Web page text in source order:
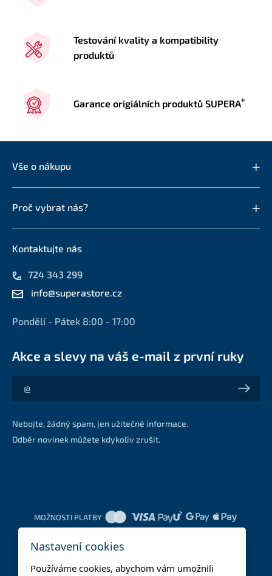
Testování kvality a kompatibility
produktů
Garance origiálních produktů SUPERA®
Vše o nákupu
Proč vybrat nás?
Kontaktujte nás
724 343 299
info@superastore.cz
Pondělí - Pátek 8:00 - 17:00
Akce a slevy na váš e-mail z první ruky
Akce a slevy na váš e-mail z první ruky
Nebojte, žádný spam, jen užitečné informace.
Odběr novinek můžete kdykoliv zrušit.
MOŽNOSTI PLATBY
Nastavení cookies
Používáme cookies, abychom vám umožnili